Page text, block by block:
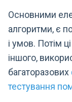
Основними
алгоритми, є
і умов. Потім
іншого,
багаторазових
тестування